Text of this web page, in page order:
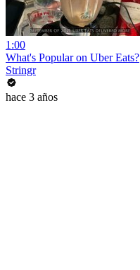
1:00
What's Popular on Uber Eats?
Stringr
hace 3 años